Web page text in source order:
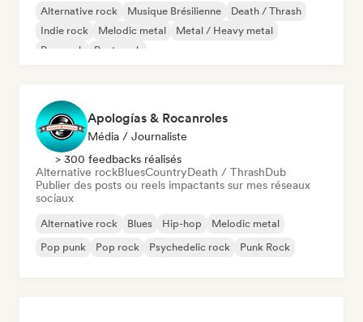
Alternative rock Musique Brésilienne
Death / Thrash
Indie rock
Melodic metal
Metal / Heavy metal
Pop rock
Post punk
Apologías & Rocanroles
Média / Journaliste
> 300 feedbacks réalisés
Alternative rockBluesCountryDeath / ThrashDub
Publier des posts ou reels impactants sur mes réseaux
sociaux
Alternative rock Blues Hip-hop
Melodic metal
Pop punk
Pop rock Psychedelic rock Punk Rock